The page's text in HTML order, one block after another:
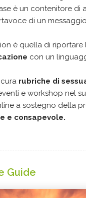
è un contenitore di
di un
è quella di riportare
con un
rubriche di
e workshop nel
a sostegno della
e consapevole.
Guide